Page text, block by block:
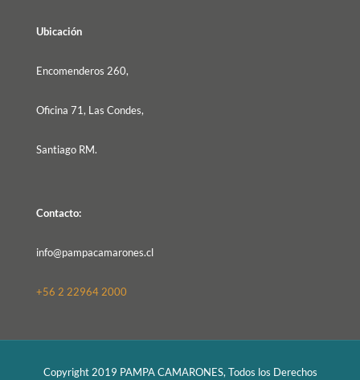
Ubicación
Encomenderos 260,
Oficina 71, Las Condes,
Santiago RM.
Contacto:
info@pampacamarones.cl
+56 2 22964 2000
Copyright 2019 PAMPA CAMARONES, Todos los Derechos